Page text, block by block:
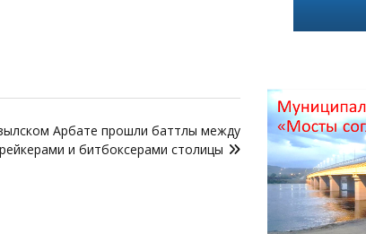
Арбате прошли баттлы между
и битбоксерами столицы